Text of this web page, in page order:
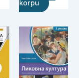
korpu